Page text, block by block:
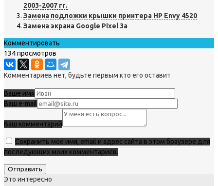
2003-2007 гг.
Замена подложки крышки принтера HP Envy 4520
Замена экрана Google Pixel 3a
Комментировать
134 просмотров
Комментариев нет, будьте первым кто его оставит
Ваше имя
Ваш e-mail
Ваш комментарий
Сохранить моё имя, email и адрес сайта в этом браузере для
последующих моих комментариев.
Это интересно